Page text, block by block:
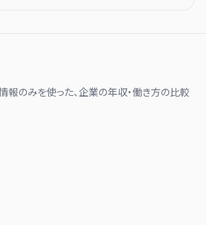
のみを使った、企業の年収・働き方の比較